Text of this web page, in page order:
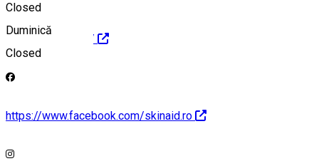
Closed
Duminică
Closed
https://skinaid.ro/
https://www.facebook.com/skinaid.ro